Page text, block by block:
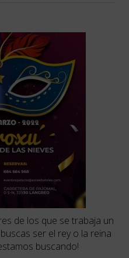
de los que se trabaja un
ser el rey o la reina
buscando!